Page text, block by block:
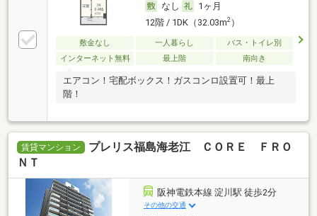
なし
1ヶ月
12階 / 1DK（32.03m2）
敷金なし 一人暮らし
バス・トイレ別
インターネット無料
最上階 南向き
エアコン！宅配ボックス！ガスコンロ設置可！最上
階！
賃貸マンション
プレリス福島海老江 ＣＯＲＥ ＦＲＯ
ＮＴ
阪神電鉄本線 淀川駅 徒歩2分
その他の交通